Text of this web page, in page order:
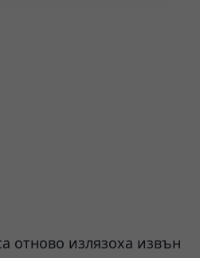
отново излязоха извън